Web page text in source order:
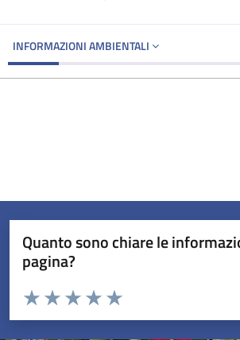
INFORMAZIONI AMBIENTALI
Quanto sono chiare le
pagina?
Valuta da 1 a 5 stelle la pagina
Valuta 5 stelle su 5
Valuta 4 stelle su 5
Valuta 3 stelle su 5
Valuta 2 stelle su 5
Valuta 1 stelle su 5